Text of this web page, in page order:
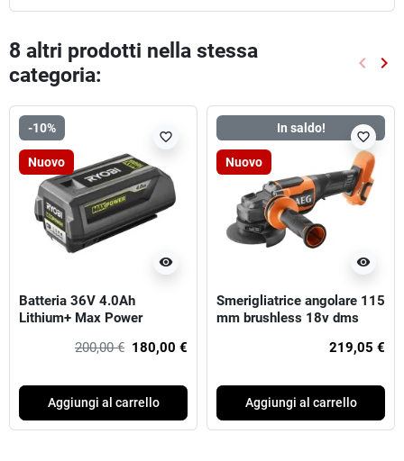
8 altri prodotti nella stessa
categoria:
keyboard_arrow_left keyboard_arrow_right
-10%
Nuovo
visibility
favorite_border
Batteria 36V 4.0Ah
Lithium+ Max Power
200,00 € 180,00 €
Aggiungi al carrello
In saldo!
Nuovo
visibility
favorite_border
Smerigliatrice angolare 115
mm brushless 18v dms
219,05 €
Aggiungi al carrello